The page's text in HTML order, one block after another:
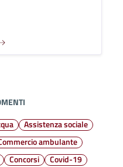
Assistenza sociale
ambulante
Concorsi
Covid-19